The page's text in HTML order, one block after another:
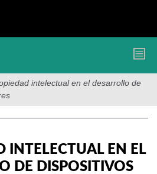
intelectual en el desarrollo de
INTELECTUAL EN EL
DE DISPOSITIVOS